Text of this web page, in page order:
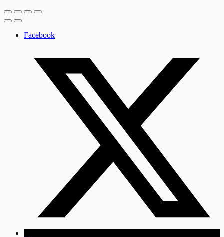
Facebook